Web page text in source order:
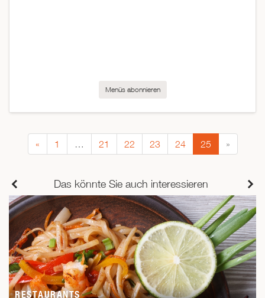
Menüs abonnieren
« 1 … 21 22 23 24 25 »
Das könnte Sie auch interessieren
RESTAURANTS